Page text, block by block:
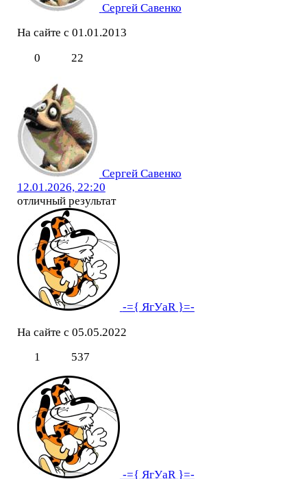
Сергей Савенко
На сайте с 01.01.2013
0
22
Сергей Савенко
12.01.2026, 22:20
отличный результат
-={ ЯгУаR }=-
На сайте с 05.05.2022
1
537
-={ ЯгУаR }=-